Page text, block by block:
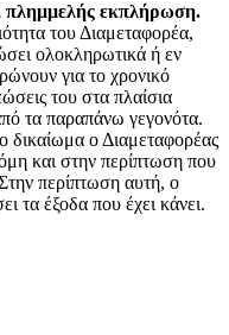
εκπλήρωση.
του Διαμεταφορέα,
ολoκληρωτικά ή εν
για το χρονικό
του στα πλαίσια
τα παραπάνω γεγονότα.
δικαίωμα ο Διαμεταφορέας
και στην περίπτωση που
περίπτωση αυτή, ο
τα έξοδα που έχει κάνει.